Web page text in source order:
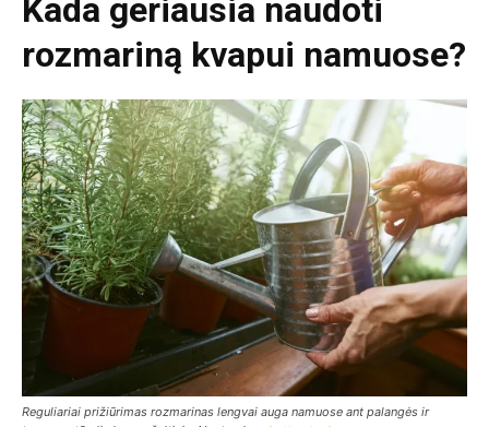
Kada geriausia naudoti
rozmariną kvapui namuose?
Reguliariai prižiūrimas rozmarinas lengvai auga namuose ant palangės ir